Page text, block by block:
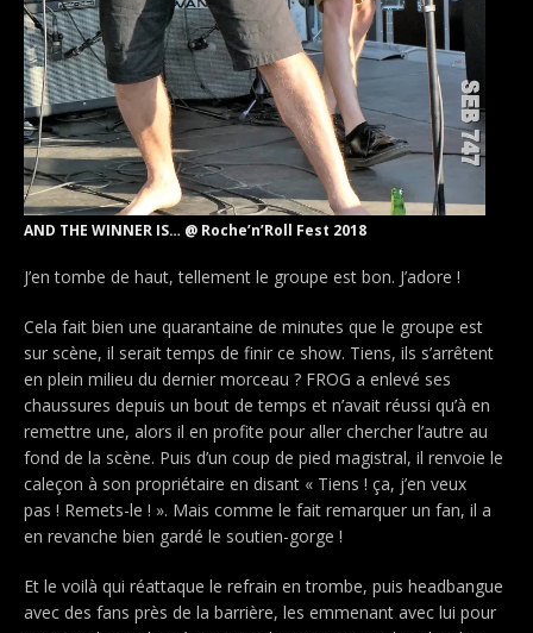
AND THE WINNER IS… @ Roche’n’Roll Fest 2018
J’en tombe de haut, tellement le groupe est bon. J’adore !
Cela fait bien une quarantaine de minutes que le groupe est
sur scène, il serait temps de finir ce show. Tiens, ils s’arrêtent
en plein milieu du dernier morceau ? FROG a enlevé ses
chaussures depuis un bout de temps et n’avait réussi qu’à en
remettre une, alors il en profite pour aller chercher l’autre au
fond de la scène. Puis d’un coup de pied magistral, il renvoie le
caleçon à son propriétaire en disant « Tiens ! ça, j’en veux
pas ! Remets-le ! ». Mais comme le fait remarquer un fan, il a
en revanche bien gardé le soutien-gorge !
Et le voilà qui réattaque le refrain en trombe, puis headbangue
avec des fans près de la barrière, les emmenant avec lui pour